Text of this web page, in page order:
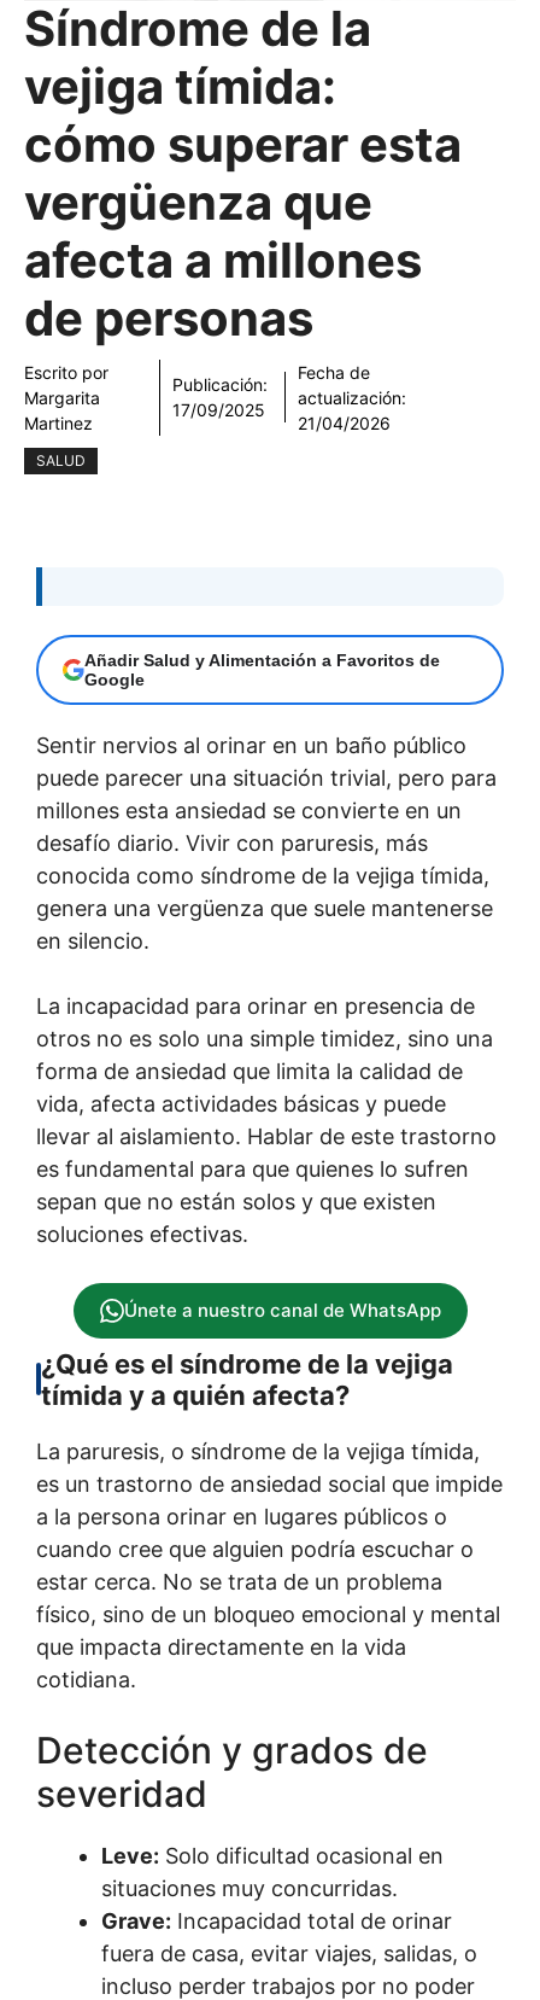
Síndrome de la
vejiga tímida:
cómo superar esta
vergüenza que
afecta a millones
de personas
Escrito por
Margarita
Martinez
Publicación:
17/09/2025
Fecha de
actualización:
21/04/2026
SALUD
Añadir Salud y Alimentación a Favoritos de
Google
Sentir nervios al orinar en un baño público
puede parecer una situación trivial, pero para
millones esta ansiedad se convierte en un
desafío diario. Vivir con paruresis, más
conocida como síndrome de la vejiga tímida,
genera una vergüenza que suele mantenerse
en silencio.
La incapacidad para orinar en presencia de
otros no es solo una simple timidez, sino una
forma de ansiedad que limita la calidad de
vida, afecta actividades básicas y puede
llevar al aislamiento. Hablar de este trastorno
es fundamental para que quienes lo sufren
sepan que no están solos y que existen
soluciones efectivas.
Únete a nuestro canal de WhatsApp
¿Qué es el síndrome de la vejiga
tímida y a quién afecta?
La paruresis, o síndrome de la vejiga tímida,
es un trastorno de ansiedad social que impide
a la persona orinar en lugares públicos o
cuando cree que alguien podría escuchar o
estar cerca. No se trata de un problema
físico, sino de un bloqueo emocional y mental
que impacta directamente en la vida
cotidiana.
Detección y grados de
severidad
Leve: Solo dificultad ocasional en
situaciones muy concurridas.
Grave: Incapacidad total de orinar
fuera de casa, evitar viajes, salidas, o
incluso perder trabajos por no poder